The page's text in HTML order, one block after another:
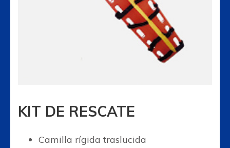
KIT DE RESCATE
Camilla rígida traslucida